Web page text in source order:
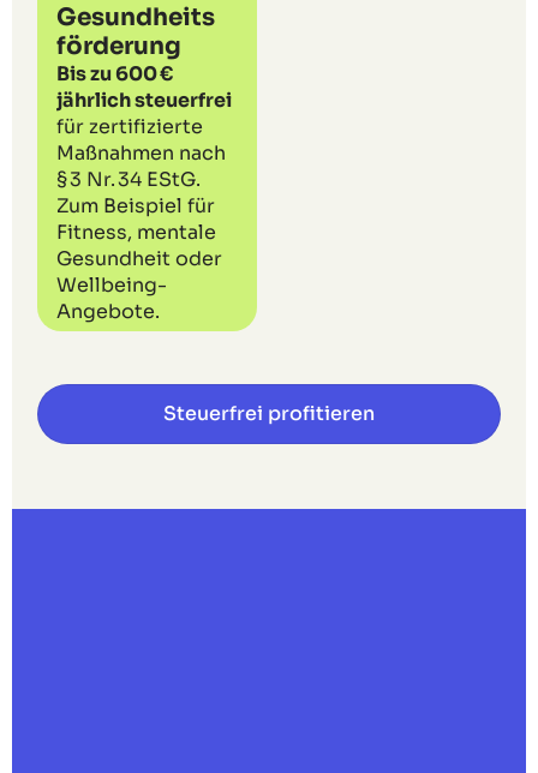
Gesundheits
förderung
Bis zu 600 €
jährlich steuerfrei
für zertifizierte
Maßnahmen nach
§ 3 Nr. 34 EStG.
Zum Beispiel für
Fitness, mentale
Gesundheit oder
Wellbeing-
Angebote.
Steuerfrei profitieren